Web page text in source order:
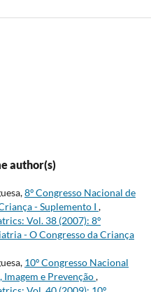
author(s)
8º Congresso Nacional de
- Suplemento I ,
Vol. 38 (2007): 8º
- O Congresso da Criança
10º Congresso Nacional
e Prevenção,